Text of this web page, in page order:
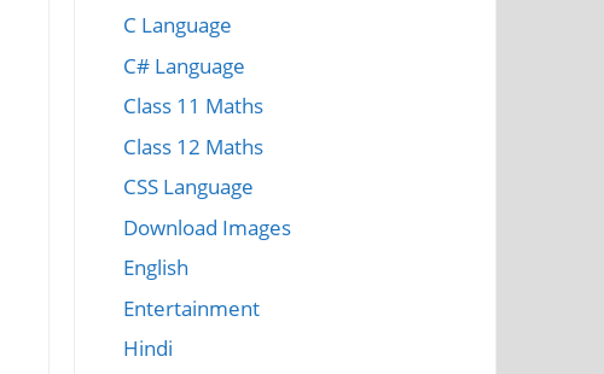
C Language
C# Language
Class 11 Maths
Class 12 Maths
CSS Language
Download Images
English
Entertainment
Hindi